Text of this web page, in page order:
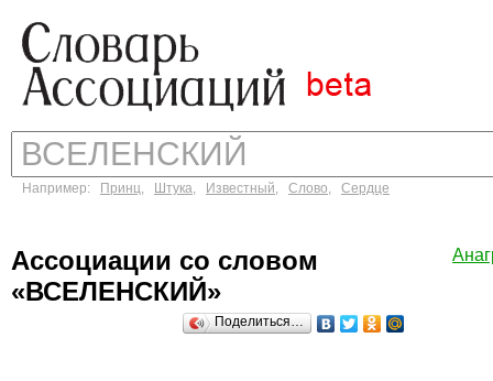
Например: Принц, Штука, Известный, Слово, Сердце
Ассоциации со словом
«ВСЕЛЕНСКИЙ»
Поделиться…